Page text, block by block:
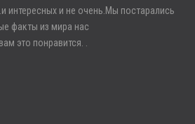
интересных и не очень.Мы постарались
факты из мира нас
это понравится. .